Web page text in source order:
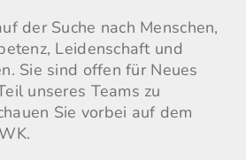
der Suche nach Menschen,
Leidenschaft und
Sie sind offen für Neues
unseres Teams zu
Sie vorbei auf dem